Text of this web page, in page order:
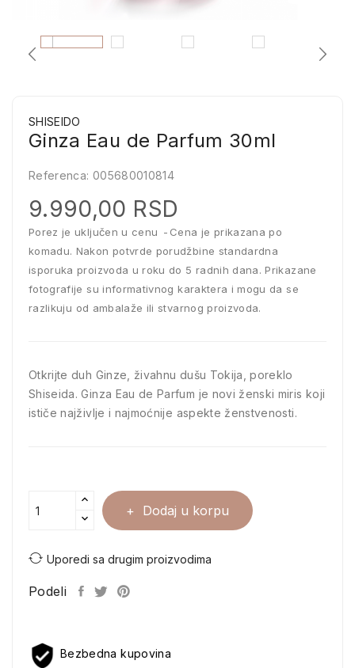
SHISEIDO
Ginza Eau de Parfum 30ml
Referenca: 005680010814
9.990,00 RSD
Porez je uključen u cenu
Cena je prikazana po
komadu. Nakon potvrde porudžbine standardna
isporuka proizvoda u roku do 5 radnih dana. Prikazane
fotografije su informativnog karaktera i mogu da se
razlikuju od ambalaže ili stvarnog proizvoda.
Otkrijte duh Ginze, živahnu dušu Tokija, poreklo
Shiseida. Ginza Eau de Parfum je novi ženski miris koji
ističe najživlje i najmoćnije aspekte ženstvenosti.
Dodaj u korpu
Uporedi sa drugim proizvodima
Podeli
Bezbedna kupovina